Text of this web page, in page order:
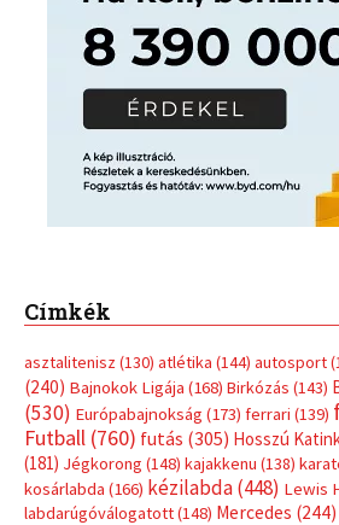
Címkék
asztalitenisz (130) atlétika (144) autosport
(240) Bajnokok Ligája (168) Birkózás (143)
(530) Európabajnokság (173) ferrari (139)
Futball (760) futás (305) Hosszú
(181) Jégkorong (148) kajakkenu (138)
kosárlabda (166) kézilabda(448) Lewis
labdarúgóválogatott(148) Mercedes (244)